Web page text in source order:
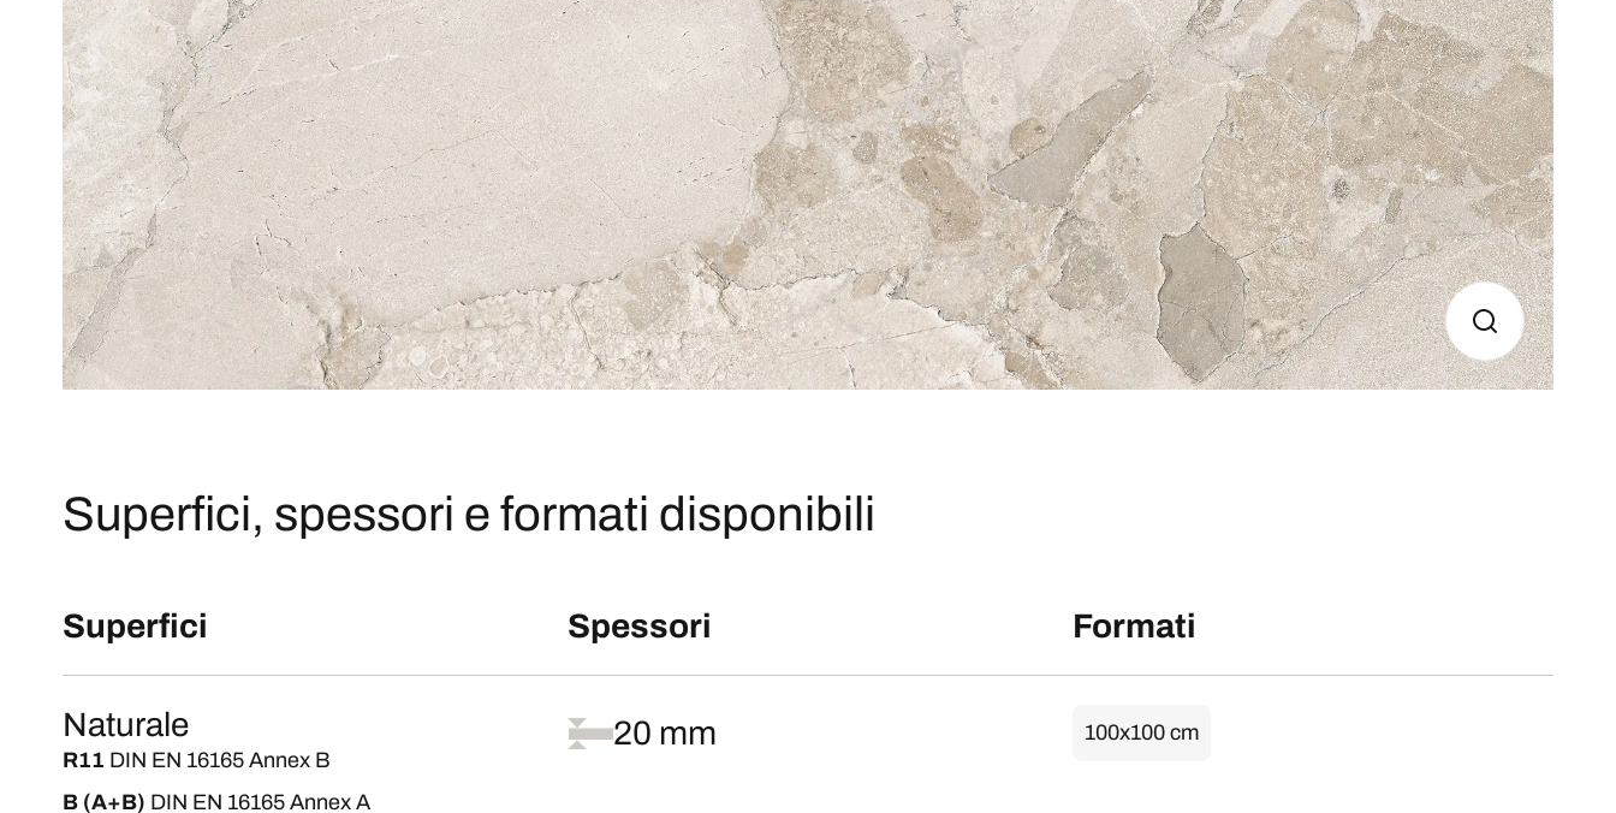
Superfici, spessori e formati disponibili
Superfici Spessori Formati
Naturale
R11 DIN EN 16165 Annex B
B (A+B) DIN EN 16165 Annex A
20 mm 100x100 cm